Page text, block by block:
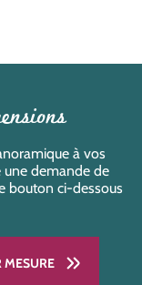
à vos
demande de
bouton ci-dessous
MESURE